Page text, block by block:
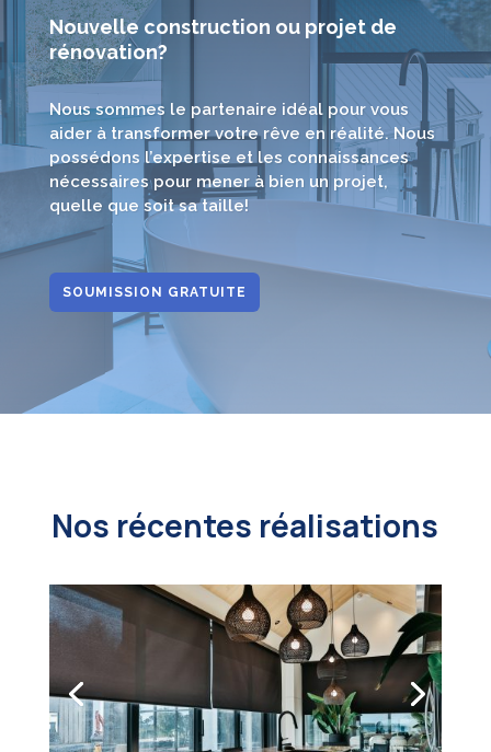
Nouvelle construction ou projet de
rénovation?
Nous sommes le partenaire idéal pour vous
aider à transformer votre rêve en réalité. Nous
possédons l’expertise et les connaissances
nécessaires pour mener à bien un projet,
quelle que soit sa taille!
SOUMISSION GRATUITE
Nos récentes réalisations